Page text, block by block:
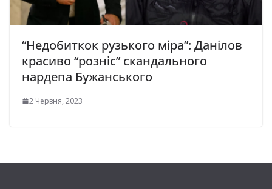
“Недобиткок рузького міра”: Данілов
красиво “розніс” скандального
нардепа Бужанського
2 Червня, 2023